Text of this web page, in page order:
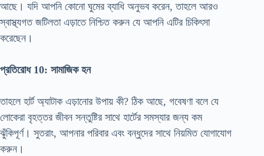
আছে। যদি আপনি কোনো ঘুমের ব্যাধি অনুভব করেন, তাহলে আরও
স্বাস্থ্যগত জটিলতা এড়াতে নিশ্চিত করুন যে আপনি এটির চিকিৎসা
করেছেন।
প্রতিরোধ 10: সামাজিক হন
তাহলে হার্ট অ্যাটাক এড়ানোর উপায় কী? ঠিক আছে, গবেষণা বলে যে
লোকেরা বৃহত্তর জীবন সন্তুষ্টির সাথে হার্টের সমস্যার জন্য কম
ঝুঁকিপূর্ণ। সুতরাং, আপনার পরিবার এবং বন্ধুদের সাথে নিয়মিত যোগাযোগ
করুন।